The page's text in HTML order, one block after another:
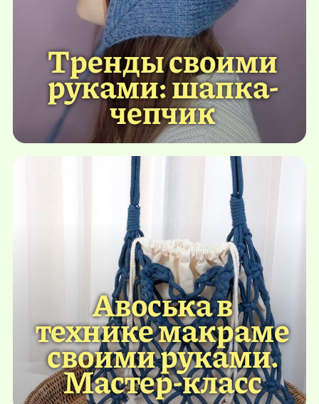
Тренды своими
руками: шапка-
чепчик
Авоська в
технике макраме
своими руками.
Мастер-класс